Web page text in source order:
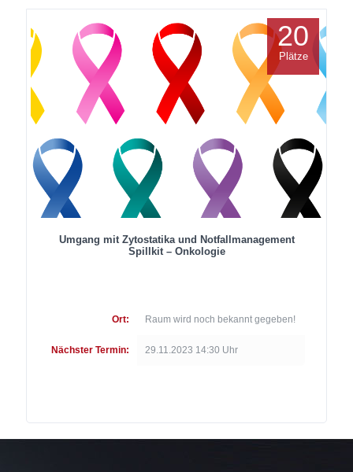
Umgang mit Zytostatika und Notfallmanagement
Spillkit – Onkologie
Ort: Raum wird noch bekannt gegeben!
Nächster Termin: 29.11.2023 14:30 Uhr
20
Plätze